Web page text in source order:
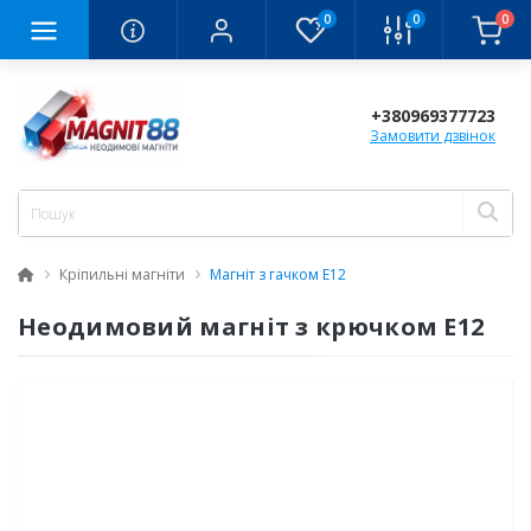
0 0 0
+380969377723
Замовити дзвінок
Кріпильні магніти Магніт з гачком E12
Неодимовий магніт з крючком Е12